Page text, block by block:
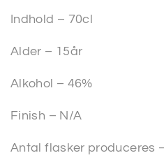
Indhold – 70cl
Alder – 15år
Alkohol – 46%
Finish – N/A
Antal flasker produceres